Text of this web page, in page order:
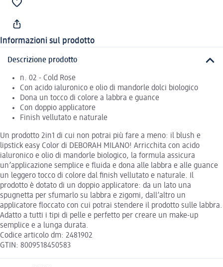
Informazioni sul prodotto
Descrizione prodotto
n. 02 - Cold Rose
Con acido ialuronico e olio di mandorle dolci biologico
Dona un tocco di colore a labbra e guance
Con doppio applicatore
Finish vellutato e naturale
Un prodotto 2in1 di cui non potrai più fare a meno: il blush e
lipstick easy Color di DEBORAH MILANO! Arricchita con acido
ialuronico e olio di mandorle biologico, la formula assicura
un’applicazione semplice e fluida e dona alle labbra e alle guance
un leggero tocco di colore dal finish vellutato e naturale. Il
prodotto è dotato di un doppio applicatore: da un lato una
spugnetta per sfumarlo su labbra e zigomi, dall’altro un
applicatore floccato con cui potrai stendere il prodotto sulle labbra.
Adatto a tutti i tipi di pelle e perfetto per creare un make-up
semplice e a lunga durata.
Codice articolo dm: 2481902
GTIN: 8009518450583